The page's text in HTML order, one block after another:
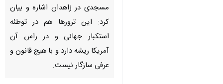
مسجدی در زاهدان اشاره و بیان
کرد: این ترورها هم در توطئه
استکبار جهانی و در راس آن
آمریکا ریشه دارد و با هیچ قانون و
عرفی سازگار نیست.